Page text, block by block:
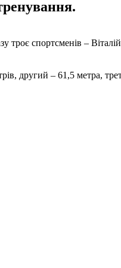
троє спортсменів –
другий – 61,5 метра,